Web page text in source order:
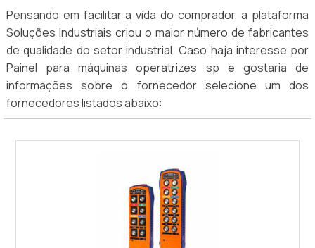
Pensando em facilitar a vida do comprador, a plataforma
Soluções Industriais criou o maior número de fabricantes
de qualidade do setor industrial. Caso haja interesse por
Painel para máquinas operatrizes sp e gostaria de
informações sobre o fornecedor selecione um dos
fornecedores listados abaixo: